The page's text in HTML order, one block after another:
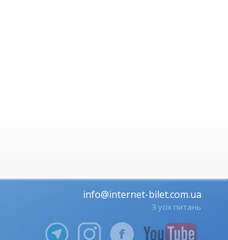
info@internet-bilet.com.ua
З усіх питань